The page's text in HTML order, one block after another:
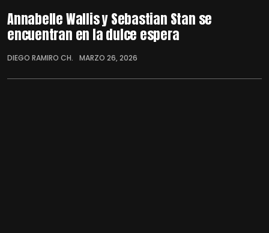
Annabelle Wallis y Sebastian Stan se
encuentran en la dulce espera
DIEGO RAMIRO CH. MARZO 26, 2026